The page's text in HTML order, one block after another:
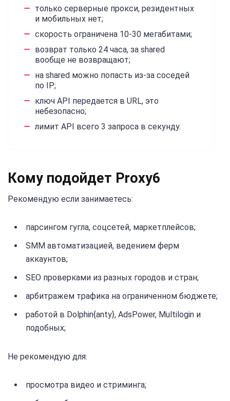
только серверные прокси, резидентных
и мобильных нет;
скорость ограничена 10-30 мегабитами;
возврат только 24 часа, за shared
вообще не возвращают;
на shared можно попасть из-за соседей
по IP;
ключ API передается в URL, это
небезопасно;
лимит API всего 3 запроса в секунду.
Кому подойдет Proxy6
Рекомендую если занимаетесь:
парсингом гугла, соцсетей, маркетплейсов;
SMM автоматизацией, ведением ферм
аккаунтов;
SEO проверками из разных городов и стран;
арбитражем трафика на ограниченном бюджете;
работой в Dolphin{anty}, AdsPower, Multilogin и
подобных;
Не рекомендую для:
просмотра видео и стриминга;